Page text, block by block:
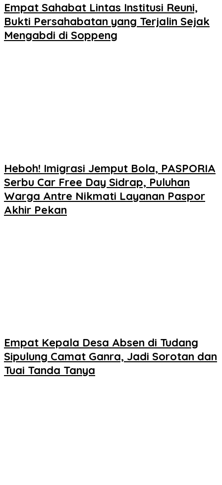
Empat Sahabat Lintas Institusi Reuni,
Bukti Persahabatan yang Terjalin Sejak
Mengabdi di Soppeng
Heboh! Imigrasi Jemput Bola, PASPORIA
Serbu Car Free Day Sidrap, Puluhan
Warga Antre Nikmati Layanan Paspor
Akhir Pekan
Empat Kepala Desa Absen di Tudang
Sipulung Camat Ganra, Jadi Sorotan dan
Tuai Tanda Tanya